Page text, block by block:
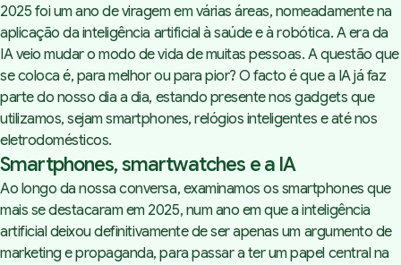
2025 foi um ano de viragem em várias áreas, nomeadamente na
aplicação da inteligência artificial à saúde e à robótica. A era da
IA veio mudar o modo de vida de muitas pessoas. A questão que
se coloca é, para melhor ou para pior? O facto é que a IA já faz
parte do nosso dia a dia, estando presente nos gadgets que
utilizamos, sejam smartphones, relógios inteligentes e até nos
eletrodomésticos.
Smartphones, smartwatches e a IA
Ao longo da nossa conversa, examinamos os smartphones que
mais se destacaram em 2025, num ano em que a inteligência
artificial deixou definitivamente de ser apenas um argumento de
marketinge propaganda, para passar a ter um papel central na